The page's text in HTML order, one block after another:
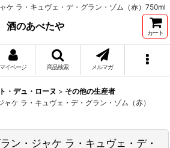
ケ ラ・キュヴェ・デ・グラン・ゾム（赤）750ml
酒のあべたや
カート
マイページ 商品検索 メルマガ
・デュ・ローヌ > その他の生産者
ャケ ラ・キュヴェ・デ・グラン・ゾム（赤）
ン・ジャケ ラ・キュヴェ・デ・